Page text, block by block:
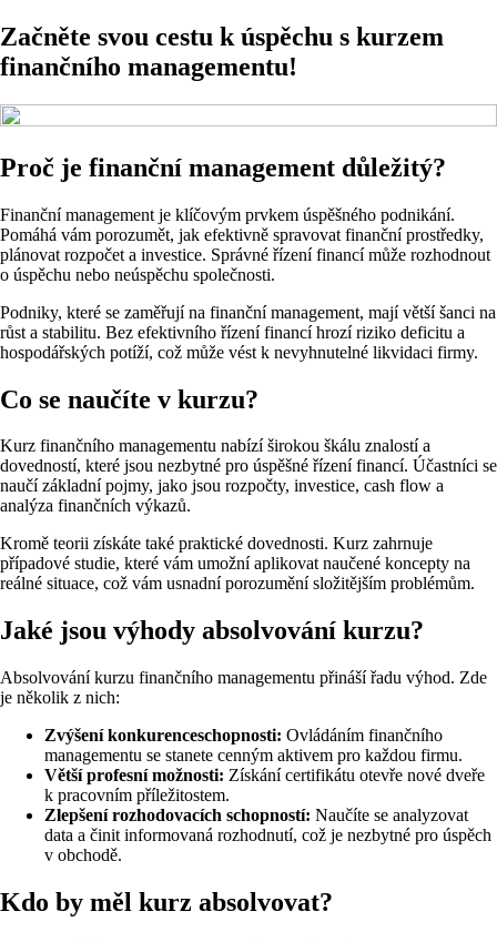
Začněte svou cestu k úspěchu s kurzem
finančního managementu!
Proč je finanční management důležitý?
Finanční management je klíčovým prvkem úspěšného podnikání.
Pomáhá vám porozumět, jak efektivně spravovat finanční prostředky,
plánovat rozpočet a investice. Správné řízení financí může rozhodnout
o úspěchu nebo neúspěchu společnosti.
Podniky, které se zaměřují na finanční management, mají větší šanci na
růst a stabilitu. Bez efektivního řízení financí hrozí riziko deficitu a
hospodářských potíží, což může vést k nevyhnutelné likvidaci firmy.
Co se naučíte v kurzu?
Kurz finančního managementu nabízí širokou škálu znalostí a
dovedností, které jsou nezbytné pro úspěšné řízení financí. Účastníci se
naučí základní pojmy, jako jsou rozpočty, investice, cash flow a
analýza finančních výkazů.
Kromě teorii získáte také praktické dovednosti. Kurz zahrnuje
případové studie, které vám umožní aplikovat naučené koncepty na
reálné situace, což vám usnadní porozumění složitějším problémům.
Jaké jsou výhody absolvování kurzu?
Absolvování kurzu finančního managementu přináší řadu výhod. Zde
je několik z nich:
Zvýšení konkurenceschopnosti: Ovládáním finančního
managementu se stanete cenným aktivem pro každou firmu.
Větší profesní možnosti: Získání certifikátu otevře nové dveře
k pracovním příležitostem.
Zlepšení rozhodovacích schopností: Naučíte se analyzovat
data a činit informovaná rozhodnutí, což je nezbytné pro úspěch
v obchodě.
Kdo by měl kurz absolvovat?